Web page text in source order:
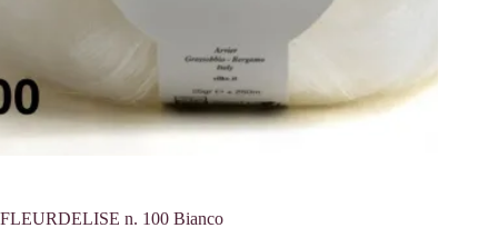
FLEURDELISE n. 100 Bianco